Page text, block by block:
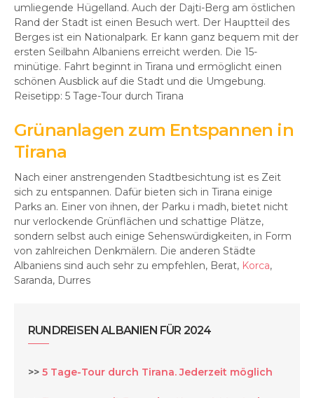
umliegende Hügelland. Auch der Dajti-Berg am östlichen
Rand der Stadt ist einen Besuch wert. Der Hauptteil des
Berges ist ein Nationalpark. Er kann ganz bequem mit der
ersten Seilbahn Albaniens erreicht werden. Die 15-
minütige. Fahrt beginnt in Tirana und ermöglicht einen
schönen Ausblick auf die Stadt und die Umgebung.
Reisetipp: 5 Tage-Tour durch Tirana
Grünanlagen zum Entspannen in
Tirana
Nach einer anstrengenden Stadtbesichtung ist es Zeit
sich zu entspannen. Dafür bieten sich in Tirana einige
Parks an. Einer von ihnen, der Parku i madh, bietet nicht
nur verlockende Grünflächen und schattige Plätze,
sondern selbst auch einige Sehenswürdigkeiten, in Form
von zahlreichen Denkmälern. Die anderen Städte
Albaniens sind auch sehr zu empfehlen, Berat, Korca,
Saranda, Durres
RUNDREISEN ALBANIEN FÜR 2024
>> 5 Tage-Tour durch Tirana. Jederzeit möglich